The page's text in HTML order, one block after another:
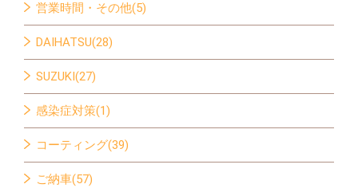
営業時間・その他(5)
DAIHATSU(28)
SUZUKI(27)
感染症対策(1)
コーティング(39)
ご納車(57)